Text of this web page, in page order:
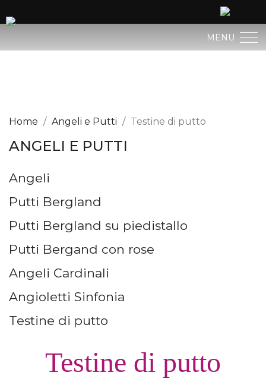
MENU
ARTE SACRA
ARTE PROFANA
ANGELI E PUTTI
MENSOLE E BASI
Home Angeli e Putti Testine di putto
ANGELI E PUTTI
Angeli
Putti Bergland
Putti Bergland su piedistallo
Putti Bergand con rose
Angeli Cardinali
Angioletti Sinfonia
Testine di putto
Testine di putto